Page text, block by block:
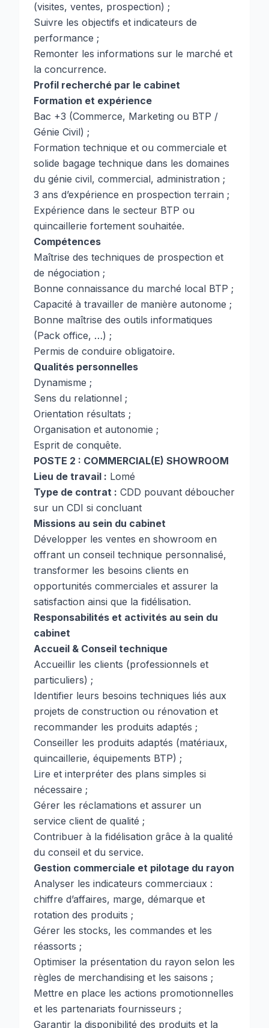
(visites, ventes, prospection) ;
Suivre les objectifs et indicateurs de
performance ;
Remonter les informations sur le marché et
la concurrence.
Profil recherché par le cabinet
Formation et expérience
Bac +3 (Commerce, Marketing ou BTP /
Génie Civil) ;
Formation technique et ou commerciale et
solide bagage technique dans les domaines
du génie civil, commercial, administration ;
3 ans d’expérience en prospection terrain ;
Expérience dans le secteur BTP ou
quincaillerie fortement souhaitée.
Compétences
Maîtrise des techniques de prospection et
de négociation ;
Bonne connaissance du marché local BTP ;
Capacité à travailler de manière autonome ;
Bonne maîtrise des outils informatiques
(Pack office, …) ;
Permis de conduire obligatoire.
Qualités personnelles
Dynamisme ;
Sens du relationnel ;
Orientation résultats ;
Organisation et autonomie ;
Esprit de conquête.
POSTE 2 : COMMERCIAL(E) SHOWROOM
Lieu de travail : Lomé
Type de contrat : CDD pouvant déboucher
sur un CDI si concluant
Missions au sein du cabinet
Développer les ventes en showroom en
offrant un conseil technique personnalisé,
transformer les besoins clients en
opportunités commerciales et assurer la
satisfaction ainsi que la fidélisation.
Responsabilités et activités au sein du
cabinet
Accueil & Conseil technique
Accueillir les clients (professionnels et
particuliers) ;
Identifier leurs besoins techniques liés aux
projets de construction ou rénovation et
recommander les produits adaptés ;
Conseiller les produits adaptés (matériaux,
quincaillerie, équipements BTP) ;
Lire et interpréter des plans simples si
nécessaire ;
Gérer les réclamations et assurer un
service client de qualité ;
Contribuer à la fidélisation grâce à la qualité
du conseil et du service.
Gestion commerciale et pilotage du rayon
Analyser les indicateurs commerciaux :
chiffre d’affaires, marge, démarque et
rotation des produits ;
Gérer les stocks, les commandes et les
réassorts ;
Optimiser la présentation du rayon selon les
règles de merchandising et les saisons ;
Mettre en place les actions promotionnelles
et les partenariats fournisseurs ;
Garantir la disponibilité des produits et la